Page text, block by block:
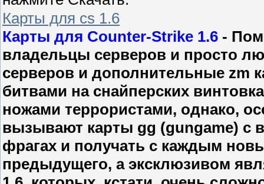
Карты для cs 1.6
Карты для Counter-Strike 1.6 -
владельцы серверов и просто
серверов и дополнительные zm
битвами на снайперских
ножами террористами, однако,
вызывают карты gg (gungame) с
фрагах и получать с каждым
предыдущего, а эксклюзивом